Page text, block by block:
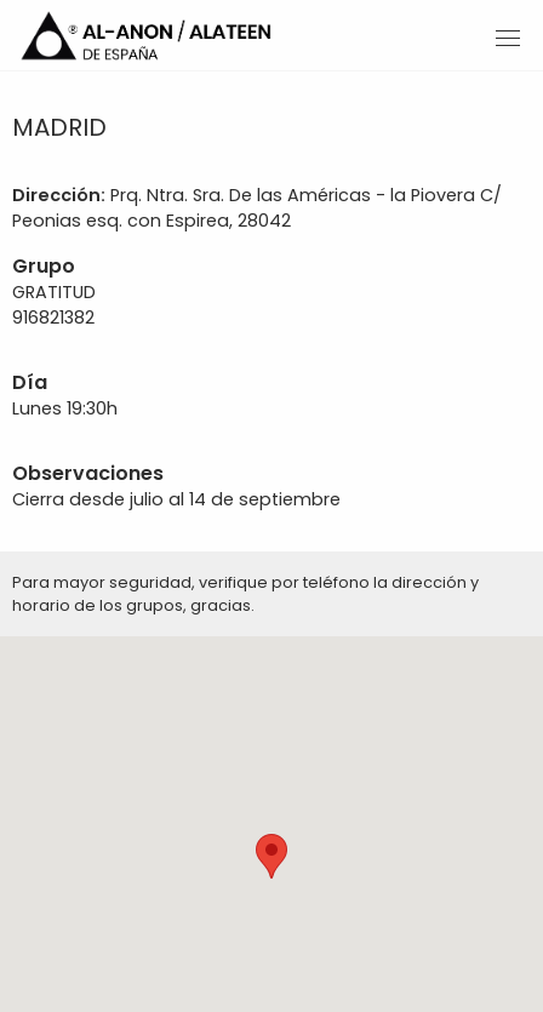
MADRID
Dirección: Prq. Ntra. Sra. De las Américas - la Piovera C/
Peonias esq. con Espirea, 28042
Grupo
GRATITUD
916821382
Día
Lunes 19:30h
Observaciones
Cierra desde julio al 14 de septiembre
Para mayor seguridad, verifique por teléfono la dirección y
horario de los grupos, gracias.